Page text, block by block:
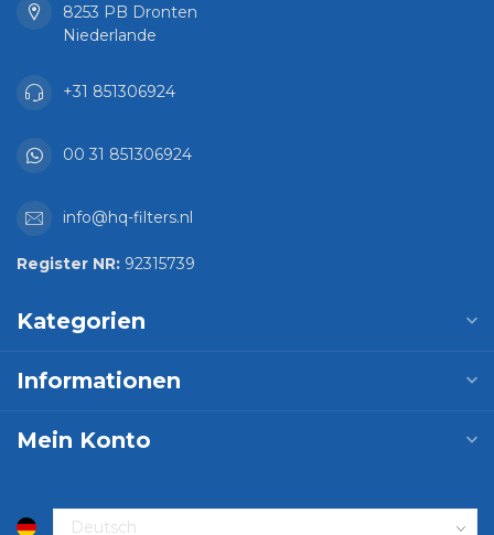
8253 PB Dronten
Niederlande
+31 851306924
00 31 851306924
info@hq-filters.nl
Register NR: 92315739
Kategorien
Informationen
Mein Konto